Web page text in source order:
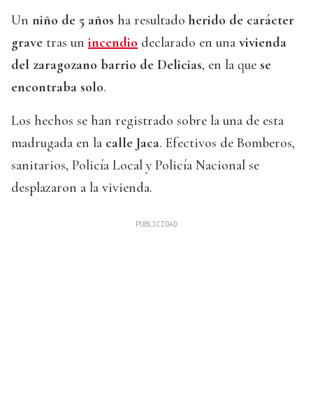
Un niño de 5 años ha resultado herido de carácter
grave tras un incendio declarado en una vivienda
del zaragozano barrio de Delicias, en la que se
encontraba solo.
Los hechos se han registrado sobre la una de esta
madrugada en la calle Jaca. Efectivos de Bomberos,
sanitarios, Policía Local y Policía Nacional se
desplazaron a la vivienda.